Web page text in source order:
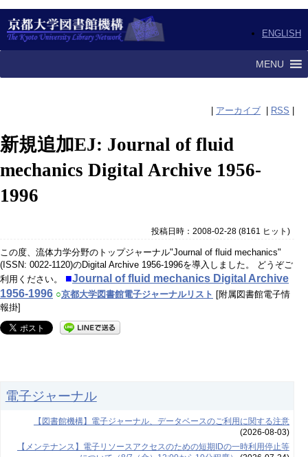
ENGLISH
MENU
アーカイブ RSS
新規追加EJ: Journal of fluid
mechanics Digital Archive 1956-
1996
投稿日時：2008-02-28(8161 ヒット )
この度、流体力学分野のトップジャーナル"Journal of fluid mechanics"
(ISSN: 0022-1120)のDigital Archive 1956-1996を導入しました。 どうぞご
利用ください。 ■Journal of fluid mechanics Digital Archive
1956-1996 ○京都大学図書館電子ジャーナルリスト [附属図書館電子情
報掛]
電子ジャーナル
【図書館機構】電子ジャーナル、データベースのご利用に関する注意
(2026-08-03)
【メンテナンス】電子リソースアクセスのための短期IDの一時利用停止等